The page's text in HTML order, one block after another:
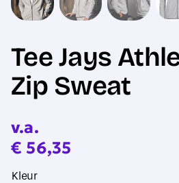
Tee Jays
Zip Sweat
v.a.
€ 56,35
Kleur